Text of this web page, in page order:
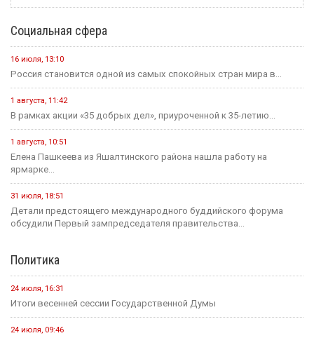
Социальная сфера
16 июля, 13:10
Россия становится одной из самых спокойных стран мира в...
1 августа, 11:42
В рамках акции «35 добрых дел», приуроченной к 35-летию...
1 августа, 10:51
Елена Пашкеева из Яшалтинского района нашла работу на
ярмарке...
31 июля, 18:51
Детали предстоящего международного буддийского форума
обсудили Первый зампредседателя правительства...
Политика
24 июля, 16:31
Итоги весенней сессии Государственной Думы
24 июля, 09:46